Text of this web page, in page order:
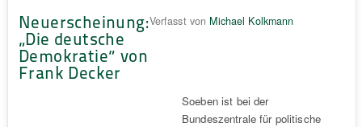
Neuerscheinung:
„Die deutsche
Demokratie“ von
Frank Decker
Verfasst von Michael Kolkmann
Soeben ist bei der
Bundeszentrale für politische